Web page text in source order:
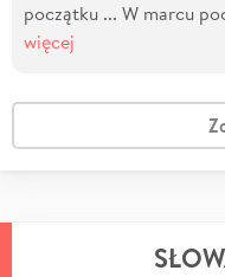
początku ... W marcu
więcej